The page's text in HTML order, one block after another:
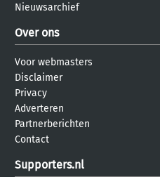
Nieuwsarchief
Over ons
Voor webmasters
Disclaimer
Privacy
Adverteren
Partnerberichten
Contact
Supporters.nl